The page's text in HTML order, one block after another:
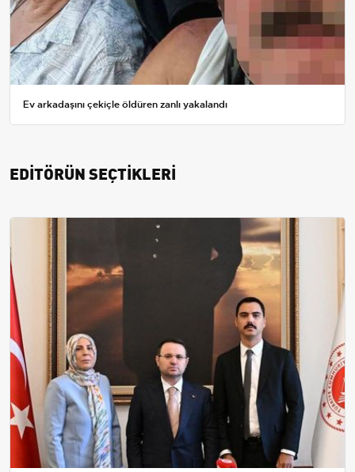
Ev arkadaşını çekiçle öldüren zanlı yakalandı
EDİTÖRÜN SEÇTİKLERİ